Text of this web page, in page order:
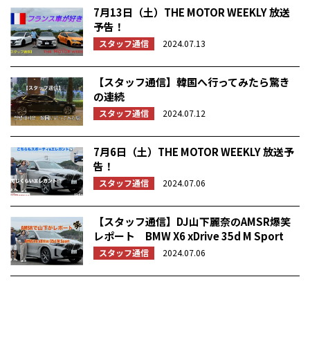
7月13日（土）THE MOTOR WEEKLY 放送
予告！
スタッフ通信 2024.07.13
【スタッフ通信】韓国へ行ってみたら驚き
の連続
スタッフ通信 2024.07.12
7月6日（土）THE MOTOR WEEKLY 放送予
告！
スタッフ通信 2024.07.06
【スタッフ通信】DJ山下麗奈のAMSR爆笑
レポート BMW X6 xDrive 35d M Sport
スタッフ通信 2024.07.06